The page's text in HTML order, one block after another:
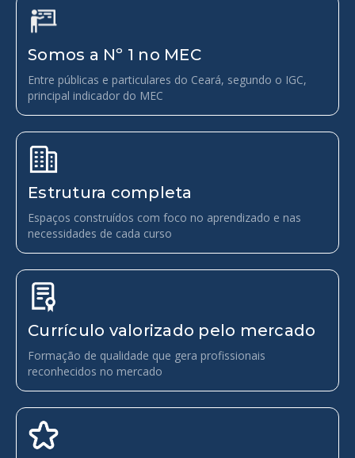
Somos a Nº 1 no MEC
Entre públicas e particulares do Ceará, segundo o IGC,
principal indicador do MEC
Estrutura completa
Espaços construídos com foco no aprendizado e nas
necessidades de cada curso
Currículo valorizado pelo mercado
Formação de qualidade que gera profissionais
reconhecidos no mercado